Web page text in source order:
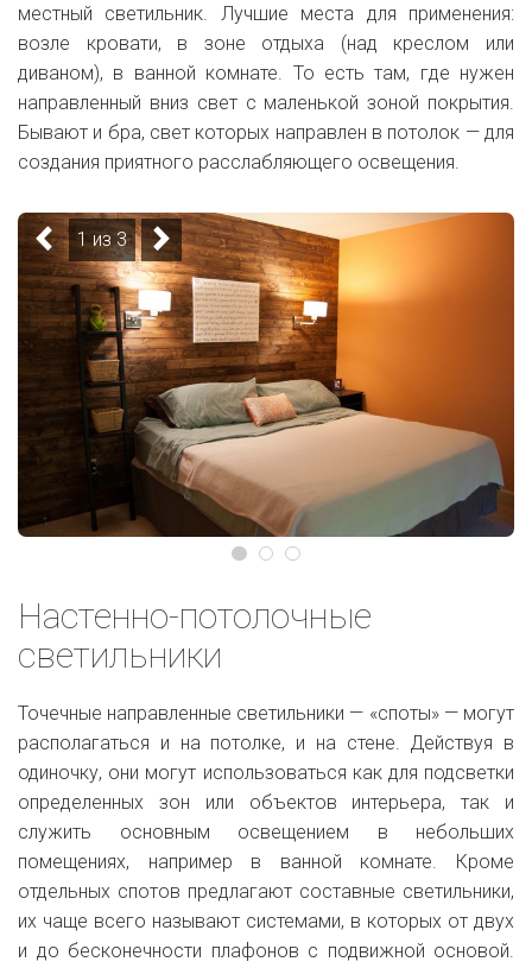
местный светильник. Лучшие места для применения:
возле кровати, в зоне отдыха (над креслом или
диваном), в ванной комнате. То есть там, где нужен
направленный вниз свет с маленькой зоной покрытия.
Бывают и бра, свет которых направлен в потолок — для
создания приятного расслабляющего освещения.
1 из 3
Настенно-потолочные
светильники
Точечные направленные светильники — «споты» — могут
располагаться и на потолке, и на стене. Действуя в
одиночку, они могут использоваться как для подсветки
определенных зон или объектов интерьера, так и
служить основным освещением в небольших
помещениях, например в ванной комнате. Кроме
отдельных спотов предлагают составные светильники,
их чаще всего называют системами, в которых от двух
и до бесконечности плафонов с подвижной основой.